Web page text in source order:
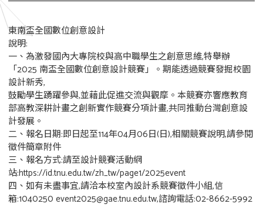
東南盃全國數位創意設計
說明:
一、為激發國內大專院校與高中職學生之創意思維,特舉辦
「2025 南盃全國數位創意設計競賽」。期能透過競賽發掘校園
設計新秀,
鼓勵學生踴躍參與,並藉此促進交流與觀摩。本競賽亦響應教育
部高教深耕計畫之創新實作競賽分項計畫,共同推動台灣創意設
計發展。
二、報名日期:即日起至114年04月06日(日),相關競賽說明,請參閱
徵件簡章附件
三、報名方式:請至設計競賽活動網
站:https://id.tnu.edu.tw/zh_tw/page1/2025event
四、如有未盡事宜,請洽本校室內設計系競賽徵件小組,信
箱:1040250 event2025@gae.tnu.edu.tw,諮詢電話:02-8662-5992